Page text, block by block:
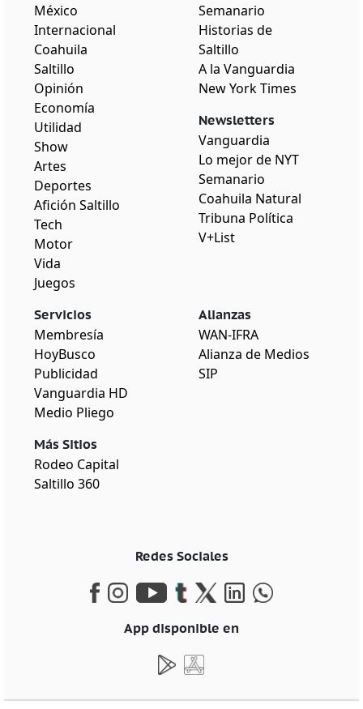
México
Internacional
Coahuila
Saltillo
Opinión
Economía
Utilidad
Show
Artes
Deportes
Afición Saltillo
Tech
Motor
Vida
Juegos
Semanario
Historias de
Saltillo
A la Vanguardia
New York Times
Newsletters
Vanguardia
Lo mejor de NYT
Semanario
Coahuila Natural
Tribuna Política
V+List
Servicios
Membresía
HoyBusco
Publicidad
Vanguardia HD
Medio Pliego
Más Sitios
Rodeo Capital
Saltillo 360
Alianzas
WAN-IFRA
Alianza de Medios
SIP
Redes Sociales
App disponible en